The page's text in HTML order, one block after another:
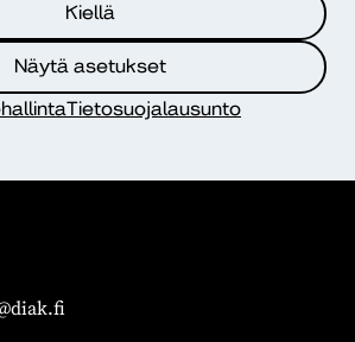
Kiellä
Näytä asetukset
Tietosuojalausunto